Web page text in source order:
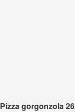
Pizza gorgonzola